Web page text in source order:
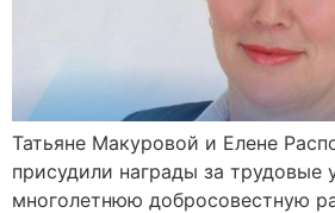
Татьяне Макуровой и Елене
присудили награды за трудовые
многолетнюю добросовестную